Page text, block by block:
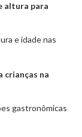
altura para
e idade nas
crianças na
gastronômicas